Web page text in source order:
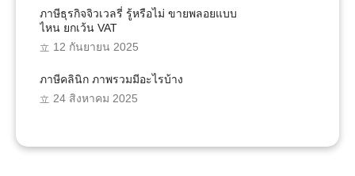
ภาษีธุรกิจจิวเวลรี่ รู้หรือไม่ ขายพลอยแบบ
ไหน ยกเว้น VAT
12 กันยายน 2025
ภาษีคลินิก ภาพรวมมีอะไรบ้าง
24 สิงหาคม 2025